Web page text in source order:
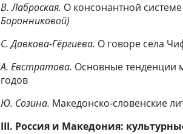
В. Лаброская. О консонантной
Боронниковой)
С. Давкова-Гёргиева. О говоре села
А. Евстратова. Основные тенденции
годов
Ю. Созина. Македонско-словенские
III. Россия и Македония: